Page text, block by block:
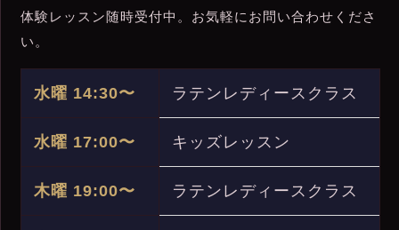
体験レッスン随時受付中。お気軽にお問い合わせくださ
い。
水曜 14:30〜 ラテンレディースクラス
水曜 17:00〜 キッズレッスン
木曜 19:00〜 ラテンレディースクラス